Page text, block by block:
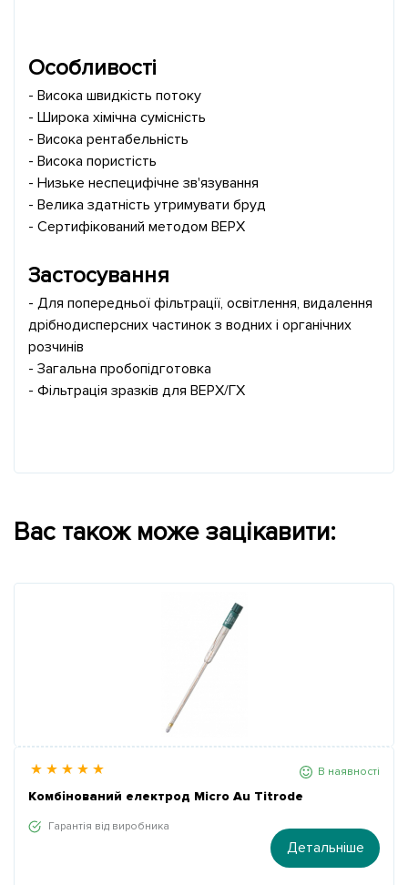
Вас також може зацікавити:
В наявності
Комбінований електрод Micro Au Titrode
Гарантія від виробника
Детальніше
Особливості
- Висока швидкість потоку
- Широка хімічна сумісність
- Висока рентабельність
- Висока пористість
- Низьке неспецифічне зв'язування
- Велика здатність утримувати бруд
- Сертифікований методом ВЕРХ
Застосування
- Для попередньої фільтрації, освітлення, видалення
дрібнодисперсних частинок з водних і органічних
розчинів
- Загальна пробопідготовка
- Фільтрація зразків для ВЕРХ/ГХ